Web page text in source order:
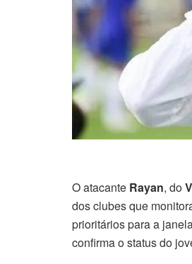
O atacante Rayan, do
dos clubes que
prioritários para a
confirma o status do